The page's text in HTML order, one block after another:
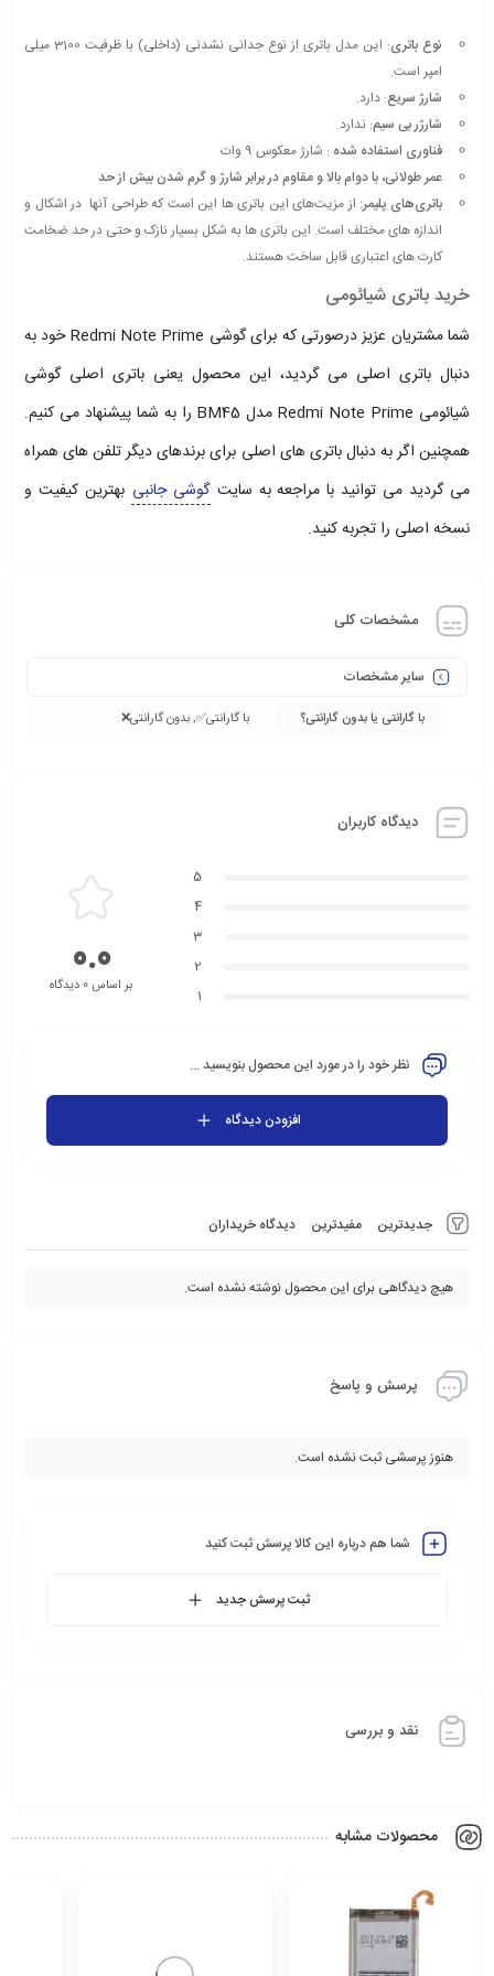
نوع باتری
: این مدل باتری از نوع جدانی نشدنی (داخلی) با ظرفیت 3100 میلی
امپر است.
شارژ سریع: دارد.
شارژر بی سیم: ندارد.
فناوری استفاده شده : شارژ معکوس 9 وات
عمر طولانی، با دوام بالا و مقاوم در برابر شارژ و گرم شدن بیش از حد
باتری‌های پلیمر: از مزیت‌های این باتری ها این است که طراحی آنها در اشکال و
اندازه‌ های مختلف است. این باتری ها به شکل بسیار نازک و حتی در حد ضخامت
کارت های اعتباری قابل ساخت هستند.
خرید باتری شیائومی
شما مشتریان عزیز درصورتی که برای گوشی Redmi Note Prime خود به
دنبال باتری اصلی می گردید، این محصول یعنی باتری اصلی گوشی
شیائومی Redmi Note Prime مدل BM45 را به شما پیشنهاد می کنیم.
همچنین اگر به دنبال باتری های اصلی برای برندهای دیگر تلفن های همراه
می گردید می توانید با مراجعه به سایتگوشی جانبی بهترین کیفیت و
نسخه اصلی را تجربه کنید.
مشخصات کلی
سایر مشخصات
با گارانتی یا بدون گارانتی؟ با گارانتی✅, بدون گارانتی❌
دیدگاه کاربران
جدیدترین مفیدترین دیدگاه خریداران
هیچ دیدگاهی برای این محصول نوشته نشده است.
5
4
3
2
1
0.0بر اساس 0 دیدگاه
نظر خود را در مورد این محصول بنویسید ...
افزودن دیدگاه
پرسش و پاسخ
هنوز پرسشی ثبت نشده است.
شما هم درباره این کالا پرسش ثبت کنید
ثبت پرسش جدید
نقد و بررسی
محصولات مشابه